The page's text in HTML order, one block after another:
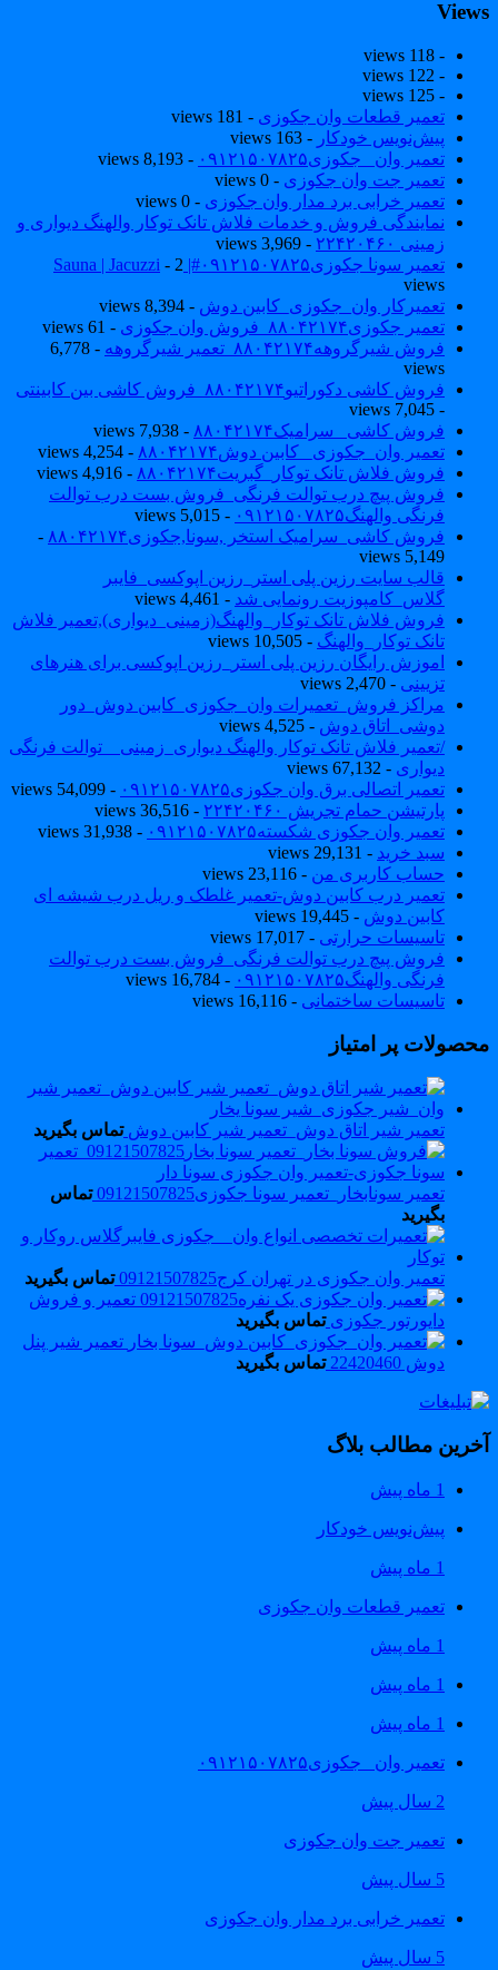
- 118 views
- 122 views
- 125 views
تعمیر قطعات وان جکوزی - 181 views
پیش‌نویس خودکار- 163 views
تعمیر وان _جکوزی۰۹۱۲۱۵۰۷۸۲۵
- 8,193 views
تعمیر جت وان جکوزی - 0 views
تعمیر خرابی برد مدار وان جکوزی - 0 views
نمایندگی فروش و خدمات فلاش تانک توکار والهنگ دیواری و
زمینی ۲۲۴۲۰۴۶۰
- 3,969 views
تعمیر سونا جکوزی۰۹۱۲۱۵۰۷۸۲۵#| Sauna | Jacuzzi
- 2
views
تعمیرکار وان_جکوزی_کابین دوش- 8,394 views
تعمیر جکوزی۸۸۰۴۲۱۷۴_فروش وان جکوزی
- 61 views
فروش شیرگروهه۸۸۰۴۲۱۷۴_تعمیر شیرگروهه
- 6,778
views
فروش کاشی دکوراتیو۸۸۰۴۲۱۷۴_فروش کاشی بین کابینتی
فروش کاشی _سرامیک۸۸۰۴۲۱۷۴
- 7,938 views
تعمیر وان_جکوزی_ کابین دوش۸۸۰۴۲۱۷۴
- 4,254 views
فروش فلاش تانک توکار_گبریت۸۸۰۴۲۱۷۴
- 4,916 views
فروش پیچ درب توالت فرنگی_فروش بست درب توالت
فرنگی والهنگ۰۹۱۲۱۵۰۷۸۲۵
- 5,015 views
فروش کاشی_سرامیک استخر ,سونا,جکوزی۸۸۰۴۲۱۷۴
-
5,149 views
قالب سایت رزین پلی استر_رزین اپوکسی_فایبر
گلاس_کامپوزیت رونمایی شد- 4,461 views
فروش فلاش تانک توکار_والهنگ(زمینی_دیواری),تعمیر فلاش
تانک توکار_والهنگ- 10,505 views
اموزش رایگان رزین پلی استر_رزین اپوکسی برای هنرهای
تزیینی- 2,470 views
مراکز فروش_تعمیرات وان_جکوزی_کابین دوش_دور
دوشی_اتاق دوش- 4,525 views
/تعمیر فلاش تانک توکار والهنگ دیواری_زمینی _ توالت فرنگی
دیواری - 67,132 views
تعمیر اتصالی برق وان جکوزی۰۹۱۲۱۵۰۷۸۲۵
- 54,099 views
پارتیشن حمام تجریش ۲۲۴۲۰۴۶۰
- 36,516 views
تعمیر وان جکوزی شکسته۰۹۱۲۱۵۰۷۸۲۵
- 31,938 views
سبد خرید - 29,131 views
حساب کاربری من- 23,116 views
تعمیر درب کابین دوش-تعمیر غلطک و ریل درب شیشه ای
کابین دوش- 19,445 views
تاسیسات حرارتی- 17,017 views
فروش پیچ درب توالت فرنگی_فروش بست درب توالت
فرنگی والهنگ۰۹۱۲۱۵۰۷۸۲۵
- 16,784 views
تاسیسات ساختمانی- 16,116 views
پر امتیاز
تعمیر شیر اتاق دوش_تعمیر شیر کابین دوش تماس بگیرید
تعمیر سونابخار_تعمیر سونا جکوزی09121507825
تماس
بگیرید
تعمیر وان جکوزی در تهران کرج09121507825
تماس بگیرید
تعمیر و فروش
دایورتور جکوزی تماس بگیرید
تعمیر شیر پنل
دوش 22420460
تماس بگیرید
مطالب بلاگ
1 ماه پیش
پیش‌نویس خودکار
تعمیر قطعات وان جکوزی
1 ماه پیش
1 ماه پیش
تعمیر وان _جکوزی۰۹۱۲۱۵۰۷۸۲۵
تعمیر جت وان جکوزی
تعمیر خرابی برد مدار وان جکوزی